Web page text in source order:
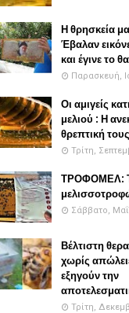
Η θρησκεία
Έβαλαν
και έγινε το
Παρασκευή,
Οι αμιγείς
μελιού : Η
θρεπτική
Τρίτη,
ΤΡΟΦΟΜΕΛ:
Σάββατο,
Βέλτιστη
χωρίς
εξηγούν την
Τρίτη,